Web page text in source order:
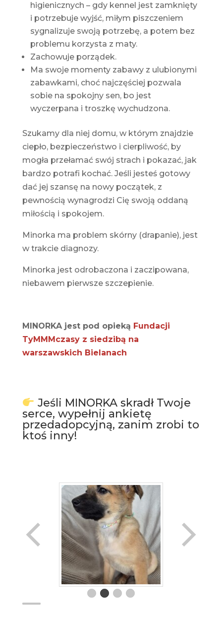
higienicznych – gdy kennel jest zamknięty
i potrzebuje wyjść, miłym piszczeniem
sygnalizuje swoją potrzebę, a potem bez
problemu korzysta z maty.
Zachowuje porządek.
Ma swoje momenty zabawy z ulubionymi
zabawkami, choć najczęściej pozwala
sobie na spokojny sen, bo jest
wyczerpana i troszkę wychudzona.
Szukamy dla niej domu, w którym znajdzie
ciepło, bezpieczeństwo i cierpliwość, by
mogła przełamać swój strach i pokazać, jak
bardzo potrafi kochać. Jeśli jesteś gotowy
dać jej szansę na nowy początek, z
pewnością wynagrodzi Cię swoją oddaną
miłością i spokojem.
Minorka ma problem skórny (drapanie), jest
w trakcie diagnozy.
Minorka jest odrobaczona i zaczipowana,
niebawem pierwsze szczepienie.
MINORKA jest pod opieką Fundacji
TyMMMczasy z siedzibą na
warszawskich Bielanach
Jeśli MINORKA skradł Twoje
serce, wypełnij ankietę
przedadopcyjną, zanim zrobi to
ktoś inny!